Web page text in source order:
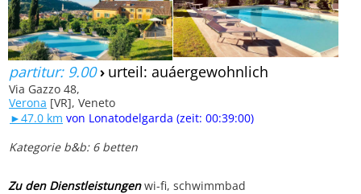
partitur: 9.00› urteil: auáergewohnlich
Via Gazzo 48,
Verona [VR], Veneto
►47.0 km von Lonatodelgarda (zeit: 00:39:00)
Kategorie b&b: 6 betten
Zu den Dienstleistungenwi-fi, schwimmbad